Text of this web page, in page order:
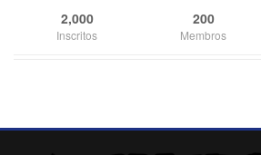
2,000
Inscritos
200
Membros